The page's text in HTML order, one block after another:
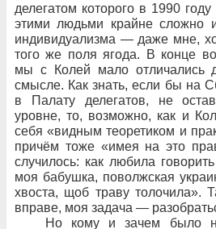
делегатом которого в 1990
этими людьми крайне сложно
индивидуализма — даже мне,
того же поля ягода. В конце
мы с
Колей мало отличались
смысле. Как знать, если бы на
в
Палату делегатов, не
уровне, то, возможно, как и
себя «видным теоретиком и
причём тоже «имея на это
случилось: как любила
моя бабушка, поволжская
хвоста, щоб траву толочила».
вправе, моя задача —
Но
кому и зачем было